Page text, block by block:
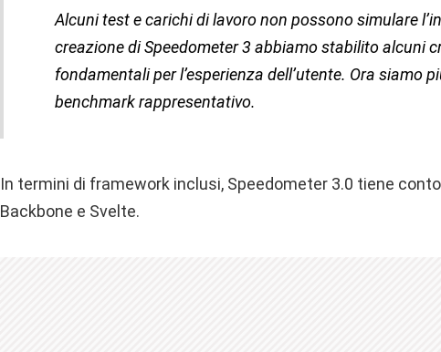
Alcuni test e carichi di lavoro non possono simulare
creazione di Speedometer 3 abbiamo stabilito alcuni
fondamentali per l’esperienza dell’utente. Ora siamo
benchmark rappresentativo.
In termini di framework inclusi, Speedometer 3.0 tiene conto
Backbone e Svelte.